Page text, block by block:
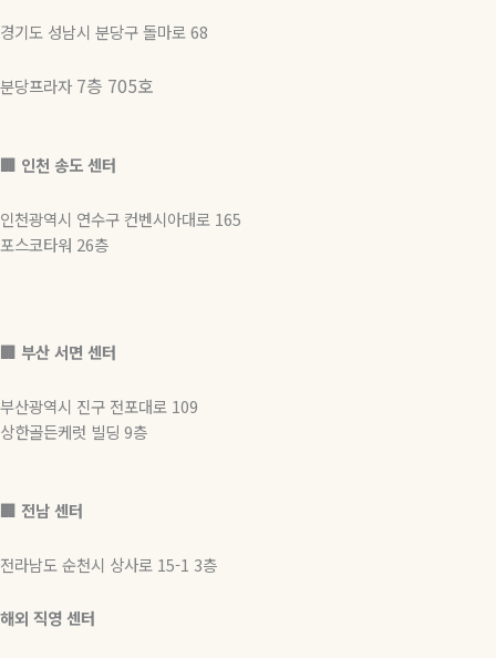
경기도 성남시 분당구 돌마로 68
분당프라자 7층 705호
🏢 인천 송도 센터
인천광역시 연수구 컨벤시아대로 165
포스코타워 26층
🏢 부산 서면 센터
부산광역시 진구 전포대로 109
상한골든케럿 빌딩 9층
🏢 전남 센터
전라남도 순천시 상사로 15-1 3층
해외 직영 센터